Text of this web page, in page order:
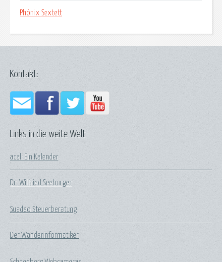
Phönix Sextett
Links in die weite Welt
acal: Ein Kalender
Dr. Wilfried Seeburger
Suadeo Steuerberatung
Der Wanderinformatiker
Kontakt: